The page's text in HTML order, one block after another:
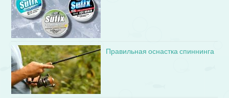
Правильная оснастка спиннинга